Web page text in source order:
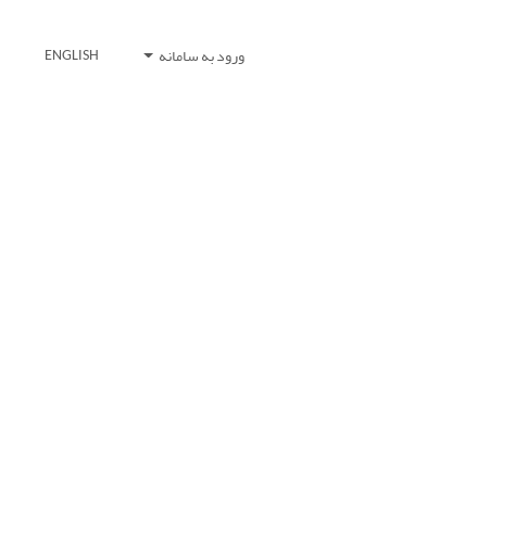
ورود به سامانه ENGLISH